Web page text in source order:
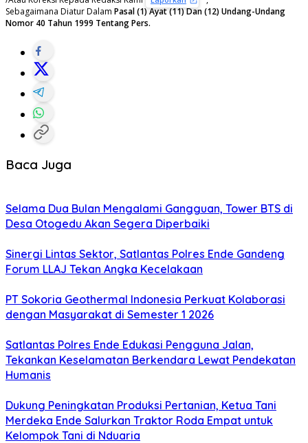
Sebagaimana Diatur Dalam Pasal (1) Ayat (11) Dan (12) Undang-Undang
Nomor 40 Tahun 1999 Tentang Pers.
Baca Juga
Selama Dua Bulan Mengalami Gangguan, Tower BTS di
Desa Otogedu Akan Segera Diperbaiki
Sinergi Lintas Sektor, Satlantas Polres Ende Gandeng
Forum LLAJ Tekan Angka Kecelakaan
PT Sokoria Geothermal Indonesia Perkuat Kolaborasi
dengan Masyarakat di Semester 1 2026
Satlantas Polres Ende Edukasi Pengguna Jalan,
Tekankan Keselamatan Berkendara Lewat Pendekatan
Humanis
Dukung Peningkatan Produksi Pertanian, Ketua Tani
Merdeka Ende Salurkan Traktor Roda Empat untuk
Kelompok Tani di Nduaria